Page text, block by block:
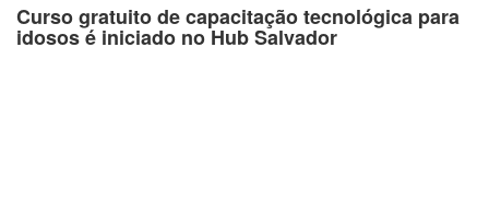
Curso gratuito de capacitação tecnológica para
idosos é iniciado no Hub Salvador